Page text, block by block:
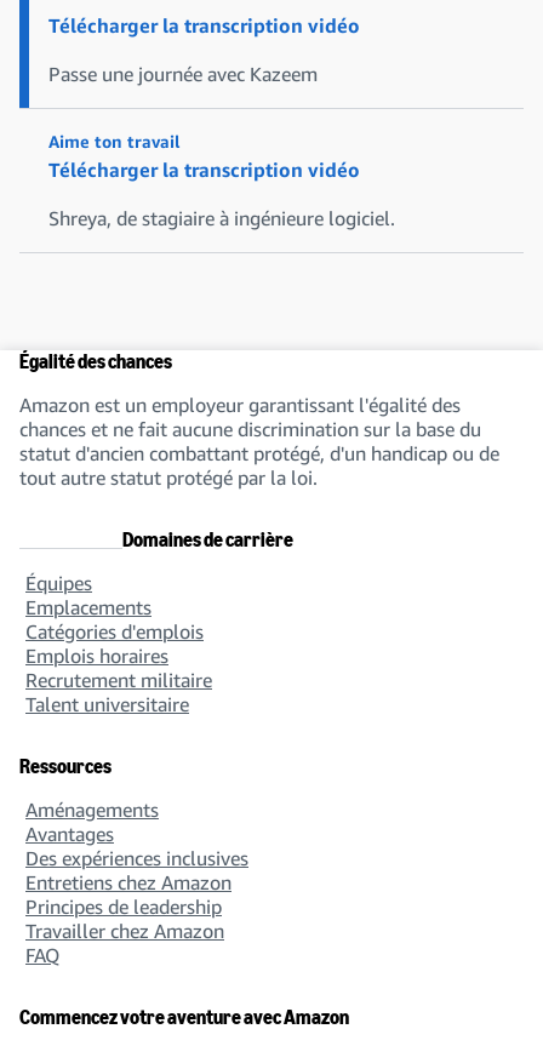
Télécharger la transcription vidéo
Passe une journée avec Kazeem
Aime ton travail
Télécharger la transcription vidéo
Shreya, de stagiaire à ingénieure logiciel.
Égalité des chances
Amazon est un employeur garantissant l'égalité des
chances et ne fait aucune discrimination sur la base du
statut d'ancien combattant protégé, d'un handicap ou de
tout autre statut protégé par la loi.
Domaines de carrière
Équipes
Emplacements
Catégories d'emplois
Emplois horaires
Recrutement militaire
Talent universitaire
Ressources
Aménagements
Avantages
Des expériences inclusives
Entretiens chez Amazon
Principes de leadership
Travailler chez Amazon
FAQ
Commencez votre aventure avec Amazon